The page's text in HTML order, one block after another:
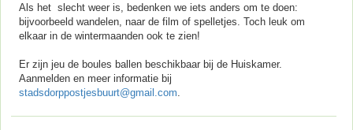
Als het slecht weer is, bedenken we iets anders om te doen:
bijvoorbeeld wandelen, naar de film of spelletjes. Toch leuk om
elkaar in de wintermaanden ook te zien!
Er zijn jeu de boules ballen beschikbaar bij de Huiskamer.
Aanmelden en meer informatie bij
stadsdorppostjesbuurt@gmail.com